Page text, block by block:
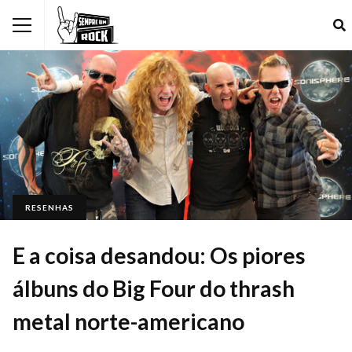
RESENHAS
E a coisa desandou: Os piores
álbuns do Big Four do thrash
metal norte-americano